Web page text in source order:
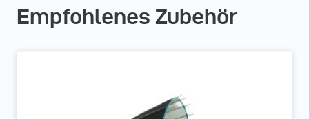
Empfohlenes Zubehör